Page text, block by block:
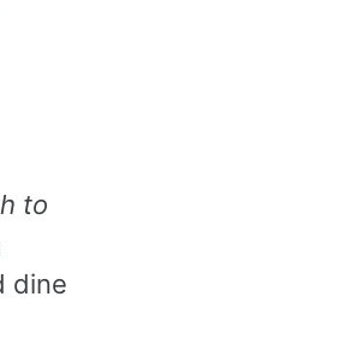
to
dine